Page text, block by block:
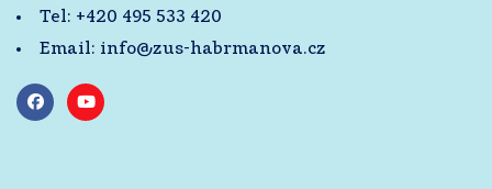
Tel: +420 495 533 420
Email: info@zus-habrmanova.cz